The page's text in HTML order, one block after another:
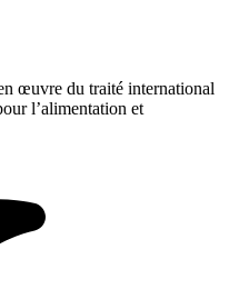
œuvre du traité international
l’alimentation et